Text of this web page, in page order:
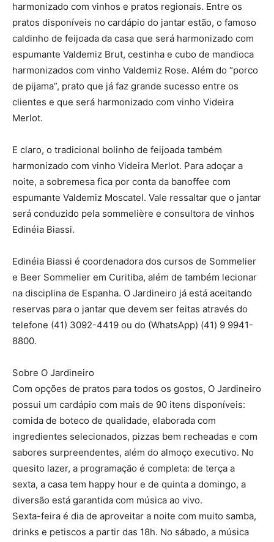
harmonizado com vinhos e pratos regionais. Entre os
pratos disponíveis no cardápio do jantar estão, o famoso
caldinho de feijoada da casa que será harmonizado com
espumante Valdemiz Brut, cestinha e cubo de mandioca
harmonizados com vinho Valdemiz Rose. Além do “porco
de pijama”, prato que já faz grande sucesso entre os
clientes e que será harmonizado com vinho Videira
Merlot.
E claro, o tradicional bolinho de feijoada também
harmonizado com vinho Videira Merlot. Para adoçar a
noite, a sobremesa fica por conta da banoffee com
espumante Valdemiz Moscatel. Vale ressaltar que o jantar
será conduzido pela sommelière e consultora de vinhos
Edinéia Biassi.
Edinéia Biassi é coordenadora dos cursos de Sommelier
e Beer Sommelier em Curitiba, além de também lecionar
na disciplina de Espanha. O Jardineiro já está aceitando
reservas para o jantar que devem ser feitas através do
telefone (41) 3092-4419 ou do (WhatsApp) (41) 9 9941-
8800.
Sobre O Jardineiro
Com opções de pratos para todos os gostos, O Jardineiro
possui um cardápio com mais de 90 itens disponíveis:
comida de boteco de qualidade, elaborada com
ingredientes selecionados, pizzas bem recheadas e com
sabores surpreendentes, além do almoço executivo. No
quesito lazer, a programação é completa: de terça a
sexta, a casa tem happy hour e de quinta a domingo, a
diversão está garantida com música ao vivo.
Sexta-feira é dia de aproveitar a noite com muito samba,
drinks e petiscos a partir das 18h. No sábado, a música